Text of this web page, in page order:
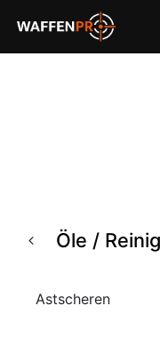
Öle /
Astscheren